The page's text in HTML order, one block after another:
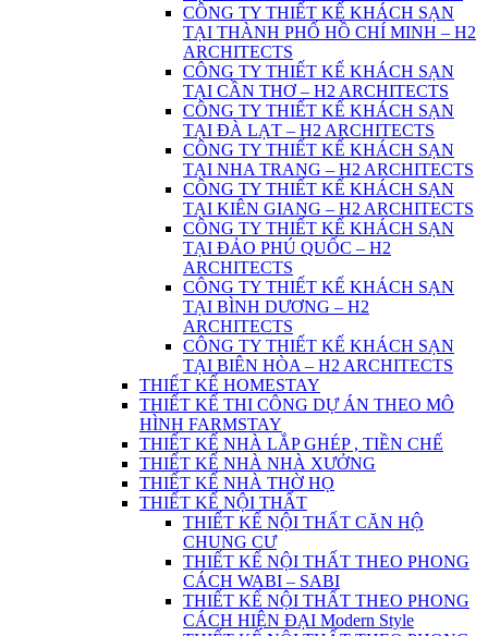
CÔNG TY THIẾT KẾ KHÁCH SẠN
TẠI THÀNH PHỐ HỒ CHÍ MINH – H2
ARCHITECTS
CÔNG TY THIẾT KẾ KHÁCH SẠN
TẠI CẦN THƠ – H2 ARCHITECTS
CÔNG TY THIẾT KẾ KHÁCH SẠN
TẠI ĐÀ LẠT – H2 ARCHITECTS
CÔNG TY THIẾT KẾ KHÁCH SẠN
TẠI NHA TRANG – H2 ARCHITECTS
CÔNG TY THIẾT KẾ KHÁCH SẠN
TẠI KIÊN GIANG – H2 ARCHITECTS
CÔNG TY THIẾT KẾ KHÁCH SẠN
TẠI ĐẢO PHÚ QUỐC – H2
ARCHITECTS
CÔNG TY THIẾT KẾ KHÁCH SẠN
TẠI BÌNH DƯƠNG – H2
ARCHITECTS
CÔNG TY THIẾT KẾ KHÁCH SẠN
TẠI BIÊN HÒA – H2 ARCHITECTS
THIẾT KẾ HOMESTAY
THIẾT KẾ THI CÔNG DỰ ÁN THEO MÔ
HÌNH FARMSTAY
THIẾT KẾ NHÀ LẮP GHÉP , TIỀN CHẾ
THIẾT KẾ NHÀ NHÀ XƯỞNG
THIẾT KẾ NHÀ THỜ HỌ
THIẾT KẾ NỘI THẤT
THIẾT KẾ NỘI THẤT CĂN HỘ
CHUNG CƯ
THIẾT KẾ NỘI THẤT THEO PHONG
CÁCH WABI – SABI
THIẾT KẾ NỘI THẤT THEO PHONG
CÁCH HIỆN ĐẠI Modern Style